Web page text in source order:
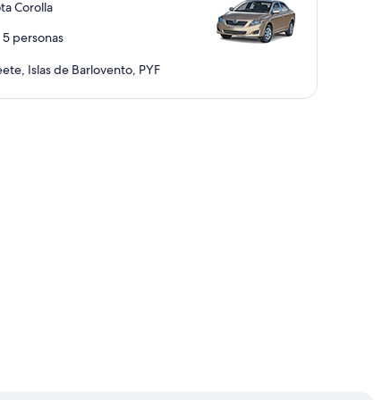
Corolla
5 personas
Islas de Barlovento, PYF